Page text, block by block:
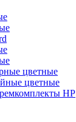
цветные
цветные
HP